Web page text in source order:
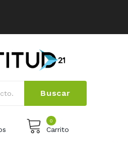
Buscar
0
Carrito